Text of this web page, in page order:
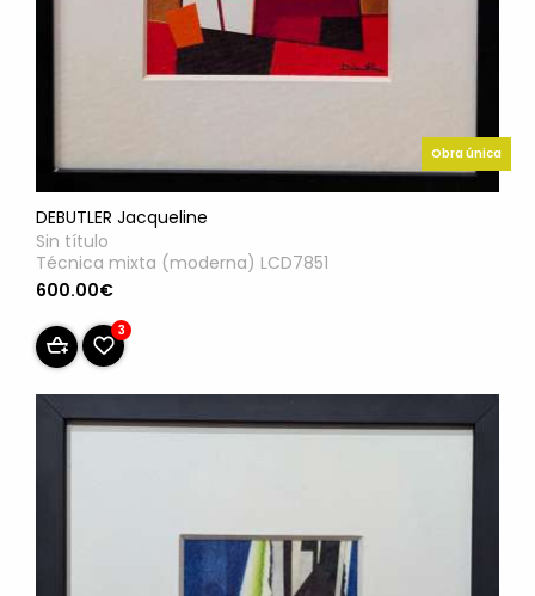
Obra única
DEBUTLER Jacqueline
Sin título
Técnica mixta (moderna) LCD7851
600.00€
3